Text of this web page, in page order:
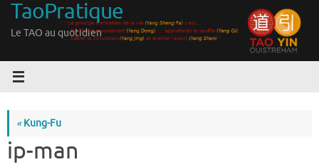
Passer
contenu
TaoPratique
Le TAO au quotidien
«Kung-Fu
ip-man